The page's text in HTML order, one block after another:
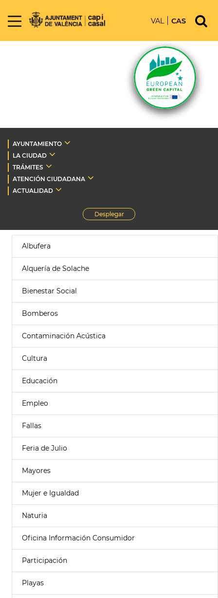
VAL CAS
AYUNTAMIENTO
LA CIUDAD
TRÁMITES
ATENCIÓN CIUDADANA
ACTUALIDAD
Desplegar
Albufera
Alquería de Solache
Bienestar Social
Bomberos
Contaminación Acústica
Cultura
Educación
Empleo
Fallas
Feria de Julio
Mayores
Mujer e Igualdad
Naturia
Oficina Información Consumidor
Participación
Playas